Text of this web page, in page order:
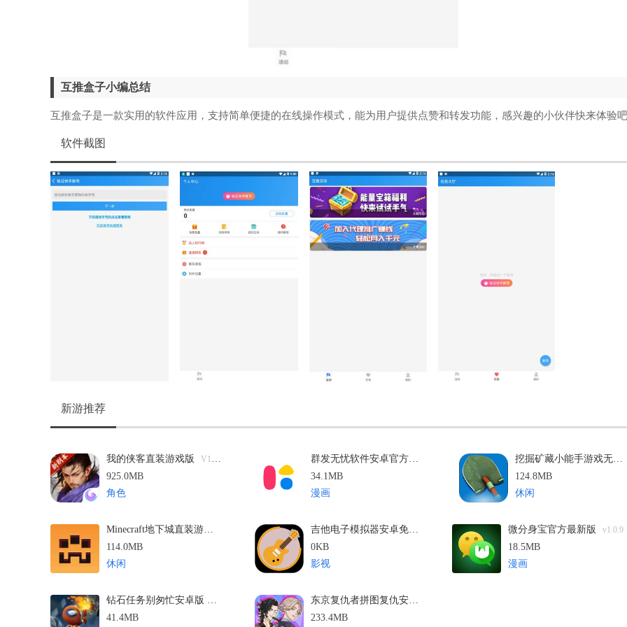
互推盒子小编总结
互推盒子是一款实用的软件应用，支持简单便捷的在线操作模式，能为用户提供点赞和转发功能，感兴趣的小伙伴快来体验
软件截图
新游推荐
我的侠客直装游戏版 V1.0.17
925.0MB
角色
群发无忧软件安卓官方版
34.1MB
漫画
挖掘矿藏小能手游戏无广告版
124.8MB
休闲
Minecraft地下城直装游戏版
114.0MB
休闲
吉他电子模拟器安卓免费版
0KB
影视
微分身宝官方最新版 v1.0.9
18.5MB
漫画
钻石任务别匆忙安卓版v2.89 安卓版
41.4MB
东京复仇者拼图复仇安卓官方版
233.4MB